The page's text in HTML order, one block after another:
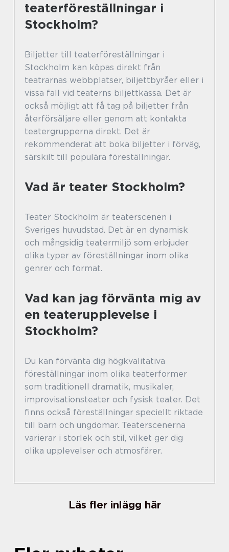
teaterföreställningar i
Stockholm?
Biljetter till teaterföreställningar i
Stockholm kan köpas direkt från
teatrarnas webbplatser, biljettbyråer eller i
vissa fall vid teaterns biljettkassa. Det är
också möjligt att få tag på biljetter från
återförsäljare eller genom att kontakta
teatergrupperna direkt. Det är
rekommenderat att boka biljetter i förväg,
särskilt till populära föreställningar.
Vad är teater Stockholm?
Teater Stockholm är teaterscenen i
Sveriges huvudstad. Det är en dynamisk
och mångsidig teatermiljö som erbjuder
olika typer av föreställningar inom olika
genrer och format.
Vad kan jag förvänta mig av
en teaterupplevelse i
Stockholm?
Du kan förvänta dig högkvalitativa
föreställningar inom olika teaterformer
som traditionell dramatik, musikaler,
improvisationsteater och fysisk teater. Det
finns också föreställningar speciellt riktade
till barn och ungdomar. Teaterscenerna
varierar i storlek och stil, vilket ger dig
olika upplevelser och atmosfärer.
Läs fler inlägg här